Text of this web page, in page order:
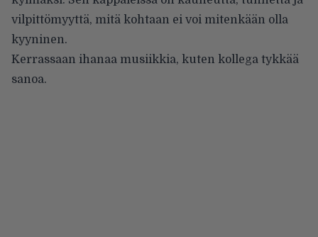
vilpittömyyttä, mitä kohtaan ei voi mitenkään olla
kyyninen.
Kerrassaan ihanaa musiikkia, kuten kollega tykkää
sanoa.